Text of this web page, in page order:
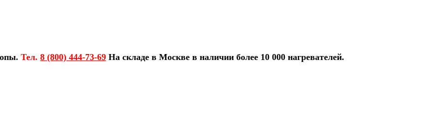
Тел. 8 (800) 444-73-69 На складе в Москве в наличии более 10 000 нагревателей.